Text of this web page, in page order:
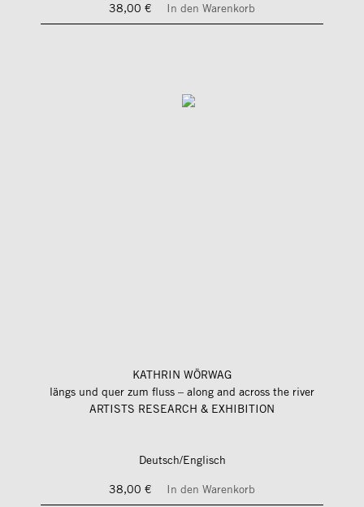
38,00 €
In den Warenkorb
KATHRIN WÖRWAG
längs und quer zum fluss – along and across the river
ARTISTS RESEARCH & EXHIBITION
Deutsch/Englisch
38,00 €
In den Warenkorb